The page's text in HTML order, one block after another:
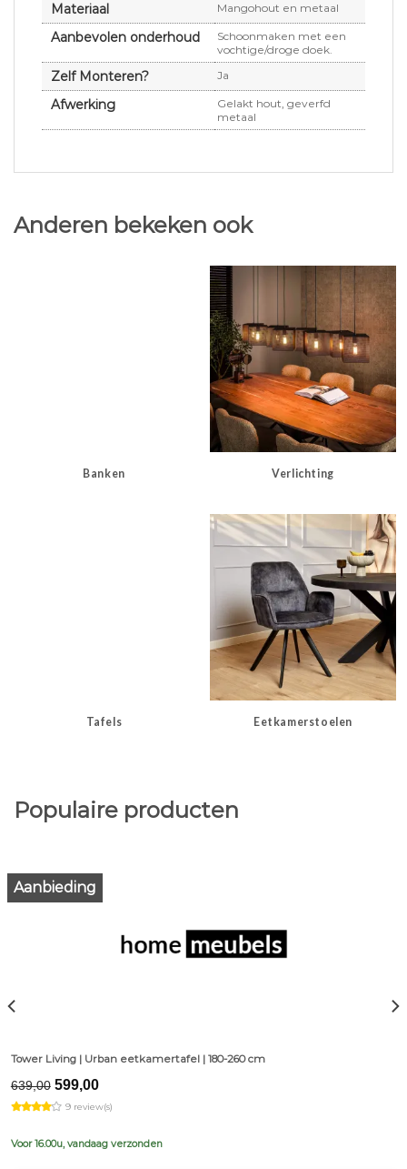
Materiaal Mangohout en metaal
Aanbevolen onderhoud
Schoonmaken met een
vochtige/droge doek.
Zelf Monteren? Ja
Afwerking
Gelakt hout, geverfd
metaal
Anderen bekeken ook
Banken Verlichting
Tafels Eetkamerstoelen
Populaire producten
Aanbieding
Tower Living | Urban eetkamertafel | 180-260 cm
639,00 Original
price
was:
599,00Current
is:
9 review(s)
Voor 16.00u, vandaag verzonden